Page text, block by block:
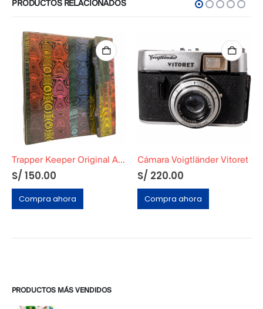
PRODUCTOS RELACIONADOS
Trapper Keeper Original Años 90
S/ 150.00
Compra ahora
Cámara Voigtländer Vitoret
S/ 220.00
Compra ahora
PRODUCTOS MÁS VENDIDOS